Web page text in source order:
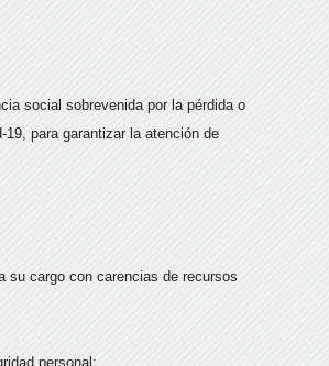
social sobrevenida por la pérdida o
para garantizar la atención de
su cargo con carencias de recursos
personal: